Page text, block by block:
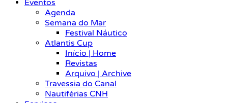
Eventos
Agenda
Semana do Mar
Festival Náutico
Atlantis Cup
Início | Home
Revistas
Arquivo | Archive
Travessia do Canal
Nautiférias CNH